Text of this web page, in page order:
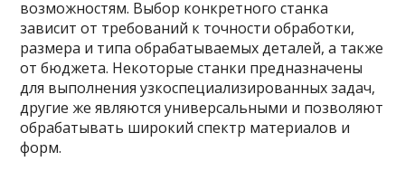
возможностям. Выбор конкретного станка
зависит от требований к точности обработки,
размера и типа обрабатываемых деталей, а также
от бюджета. Некоторые станки предназначены
для выполнения узкоспециализированных задач,
другие же являются универсальными и позволяют
обрабатывать широкий спектр материалов и
форм.